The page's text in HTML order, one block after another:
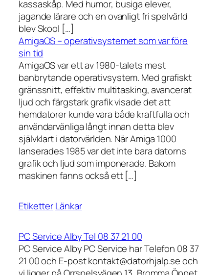
kassaskåp. Med humor, busiga elever,
jagande lärare och en ovanligt fri spelvärld
blev Skool […]
AmigaOS – operativsystemet som var före
sin tid
AmigaOS var ett av 1980-talets mest
banbrytande operativsystem. Med grafiskt
gränssnitt, effektiv multitasking, avancerat
ljud och färgstark grafik visade det att
hemdatorer kunde vara både kraftfulla och
användarvänliga långt innan detta blev
självklart i datorvärlden. När Amiga 1000
lanserades 1985 var det inte bara datorns
grafik och ljud som imponerade. Bakom
maskinen fanns också ett […]
EtiketterLänkar
PC Service Alby Tel 08 37 21 00
PC Service Alby PC Service har Telefon 08 37
21 00 och E-post kontakt@datorhjalp.se och